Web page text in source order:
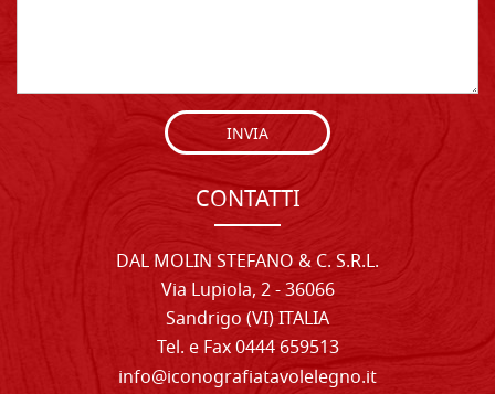
INVIA
CONTATTI
DAL MOLIN STEFANO & C. S.R.L.
Via Lupiola, 2 - 36066
Sandrigo (VI) ITALIA
Tel. e Fax 0444 659513
info@iconografiatavolelegno.it